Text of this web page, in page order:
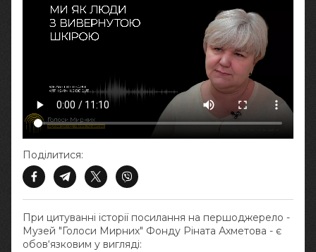
При цитуванні історії посилання на першоджерело -
Музей "Голоси Мирних" Фонду Ріната Ахметова - є
обов‘язковим у вигляді:
Поділитися: